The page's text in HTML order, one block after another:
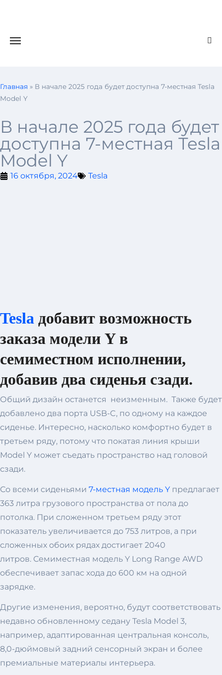
Главная » В начале 2025 года будет доступна 7-местная Tesla
Model Y
В начале 2025 года будет
доступна 7-местная Tesla
Model Y
16 октября, 2024 Tesla
Tesla добавит возможность
заказа модели Y в
семиместном исполнении,
добавив два сиденья сзади.
Общий дизайн останется неизменным. Также будет
добавлено два порта USB-C, по одному на каждое
сиденье. Интересно, насколько комфортно будет в
третьем ряду, потому что покатая линия крыши
Model Y может съедать пространство над головой
сзади.
Со всеми сиденьями 7-местная модель Y предлагает
363 литра грузового пространства от пола до
потолка. При сложенном третьем ряду этот
показатель увеличивается до 753 литров, а при
сложенных обоих рядах достигает 2040
литров. Семиместная модель Y Long Range AWD
обеспечивает запас хода до 600 км на одной
зарядке.
Другие изменения, вероятно, будут соответствовать
недавно обновленному седану Tesla Model 3,
например, адаптированная центральная консоль,
8,0-дюймовый задний сенсорный экран и более
премиальные материалы интерьера.